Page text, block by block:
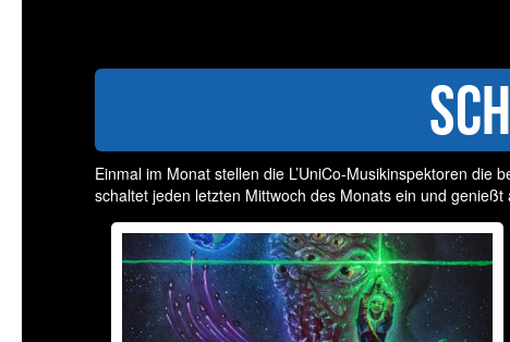
Einmal im Monat stellen die L’UniCo-Musikinspektoren
schaltet jeden letzten Mittwoch des Monats ein und genießt